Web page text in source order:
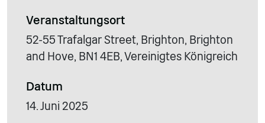
Veranstaltungsort
52-55 Trafalgar Street, Brighton, Brighton
and Hove, BN1 4EB, Vereinigtes Königreich
Datum
14. Juni 2025